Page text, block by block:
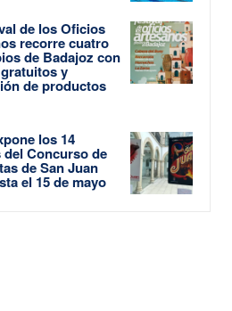
de los Oficios
recorre cuatro
de Badajoz con
y
de productos
los 14
del Concurso de
de San Juan
el 15 de mayo